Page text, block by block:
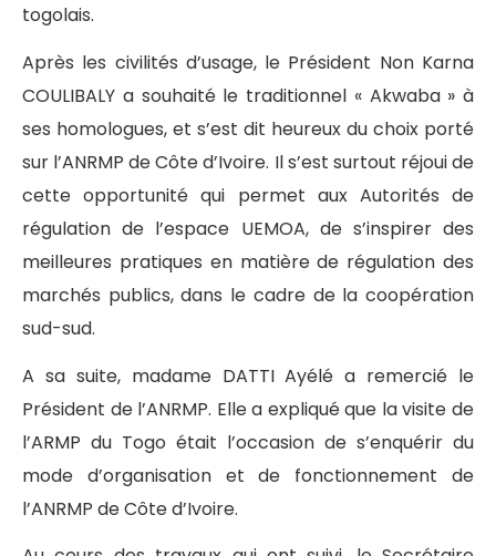
togolais.
Après les civilités d’usage, le Président Non Karna
COULIBALY a souhaité le traditionnel « Akwaba » à
ses homologues, et s’est dit heureux du choix porté
sur l’ANRMP de Côte d’Ivoire. Il s’est surtout réjoui de
cette opportunité qui permet aux Autorités de
régulation de l’espace UEMOA, de s’inspirer des
meilleures pratiques en matière de régulation des
marchés publics, dans le cadre de la coopération
sud-sud.
A sa suite, madame DATTI Ayélé a remercié le
Président de l’ANRMP. Elle a expliqué que la visite de
l’ARMP du Togo était l’occasion de s’enquérir du
mode d’organisation et de fonctionnement de
l’ANRMP de Côte d’Ivoire.